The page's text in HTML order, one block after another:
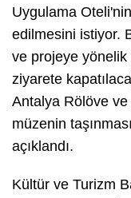
Uygulama
edilmesini istiyor.
ve projeye yönelik
ziyarete
Antalya Rölöve
müzenin
açıklandı.
Kültür ve Turizm